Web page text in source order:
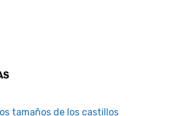
tamaños de los castillos